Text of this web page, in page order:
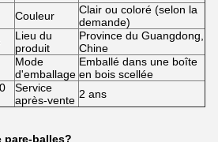
Couleur
Clair ou coloré (selon la
demande)
Lieu du
produit
Province du Guangdong,
Chine
Mode
d'emballage
Emballé dans une boîte
en bois scellée
Service
après-vente 2 ans
pare-balles?